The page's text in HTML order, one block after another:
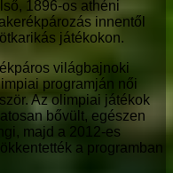
1896-os athéni
innentől
játékokon.
világbajnoki
programján női
Az olimpiai játékok
bővült, egészen
majd a 2012-es
a programban